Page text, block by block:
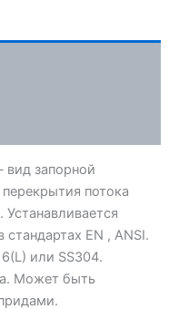
запорной
потока
EN , ANSI.
или SS304.
Может быть